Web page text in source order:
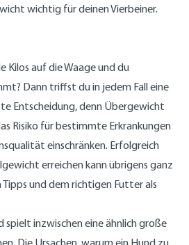
wichtig für deinen Vierbeiner.
Kilos auf die Waage und du
Dann triffst du in jedem Fall eine
Entscheidung, denn Übergewicht
Risiko für bestimmte Erkrankungen
einschränken. Erfolgreich
erreichen kann übrigens ganz
und dem richtigen Futter als
inzwischen eine ähnlich große
Die Ursachen, warum ein Hund zu